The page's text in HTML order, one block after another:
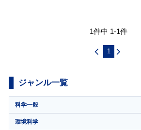
1件中 1-1件
1
ジャンル一覧
科学一般
環境科学